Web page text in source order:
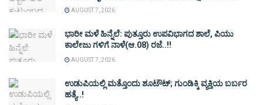
AUGUST 7, 2026
ಭಾರೀ ಮಳೆ ಹಿನ್ನೆಲೆ: ಪುತ್ತೂರು ಉಪವಿಭಾಗದ ಶಾಲೆ, ಪಿಯು
ಕಾಲೇಜು ಗಳಿಗೆ ನಾಳೆ(ಆ.08) ರಜೆ..!!
AUGUST 7, 2026
ಉಡುಪಿಯಲ್ಲಿ ಮತ್ತೊಂದು ಶೂಟೌಟ್‌; ಗುಂಡಿಕ್ಕಿ ವ್ಯಕ್ತಿಯ ಬರ್ಬರ
ಹತ್ಯೆ..!